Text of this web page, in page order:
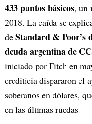
433 puntos básicos, un
2018. La caída se
de Standard & Poor’s
deuda argentina de
iniciado por Fitch en
crediticia dispararon el
soberanos en dólares,
en las últimas ruedas.